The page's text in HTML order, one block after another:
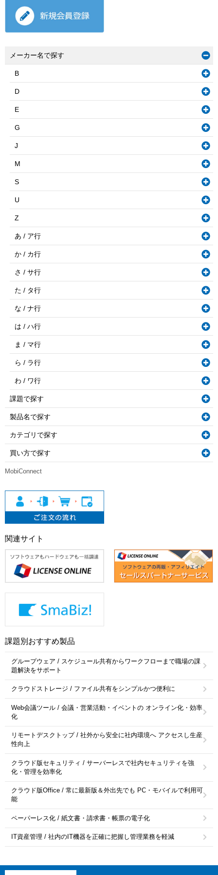
メーカー名で探す
B
D
E
G
J
M
S
U
Z
あ / ア行
か / カ行
さ / サ行
た / タ行
な / ナ行
は / ハ行
ま / マ行
ら / ラ行
わ / ワ行
課題で探す
製品名で探す
カテゴリで探す
買い方で探す
MobiConnect
関連サイト
課題別おすすめ製品
グループウェア / スケジュール共有からワークフローまで職場の課
題解決をサポート
クラウドストレージ / ファイル共有をシンプルかつ便利に
Web会議ツール / 会議・営業活動・イベントの オンライン化・効率
化
リモートデスクトップ / 社外から安全に社内環境へ アクセスし生産
性向上
クラウド版セキュリティ / サーバーレスで社内セキュリティを強
化・管理を効率化
クラウド版Office / 常に最新版＆外出先でも PC・モバイルで利用可
能
ペーパーレス化 / 紙文書・請求書・帳票の電子化
IT資産管理 / 社内のIT機器を正確に把握し管理業務を軽減